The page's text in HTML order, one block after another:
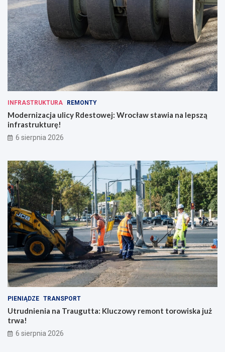
e
n
n
o
ś
c
i
INFRASTRUKTURA REMONTY
Modernizacja ulicy Rdestowej: Wrocław stawia na lepszą
infrastrukturę!
6 sierpnia 2026
PIENIĄDZE TRANSPORT
Utrudnienia na Traugutta: Kluczowy remont torowiska już
trwa!
6 sierpnia 2026